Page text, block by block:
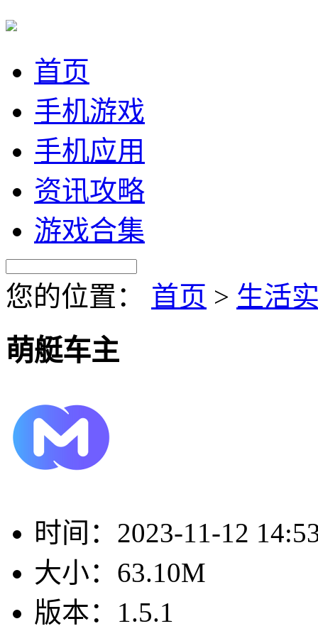
首页
手机游戏
手机应用
资讯攻略
游戏合集
您的位置： 首页 > 生活
萌艇车主
时间： 2023-11-12
大小： 63.10M
版本： 1.5.1